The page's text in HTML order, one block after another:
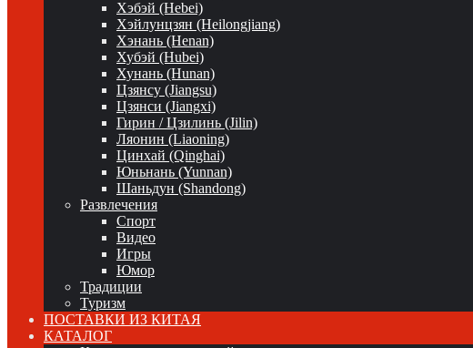
Хэбэй (Hebei)
Хэйлунцзян (Heilongjiang)
Хэнань (Henan)
Хубэй (Hubei)
Хунань (Hunan)
Цзянсу (Jiangsu)
Цзянси (Jiangxi)
Гирин / Цзилинь (Jilin)
Ляонин (Liaoning)
Цинхай (Qinghai)
Юньнань (Yunnan)
Шаньдун (Shandong)
Развлечения
Спорт
Видео
Игры
Юмор
Традиции
Туризм
ПОСТАВКИ ИЗ КИТАЯ
КАТАЛОГ